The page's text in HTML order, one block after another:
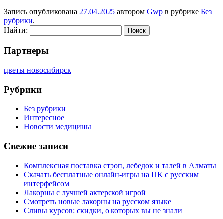
Запись опубликована 27.04.2025 автором Gwp в рубрике Без
рубрики.
Найти:
Партнеры
цветы новосибирск
Рубрики
Без рубрики
Интересное
Новости медицины
Свежие записи
Комплексная поставка строп, лебедок и талей в Алматы
Скачать бесплатные онлайн-игры на ПК с русским
интерфейсом
Лакорны с лучшей актерской игрой
Смотреть новые лакорны на русском языке
Сливы курсов: скидки, о которых вы не знали